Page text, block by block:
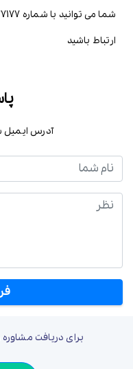
ارتباط باشید
آدرس ایمیل
نام شما
نظر
برای دریافت